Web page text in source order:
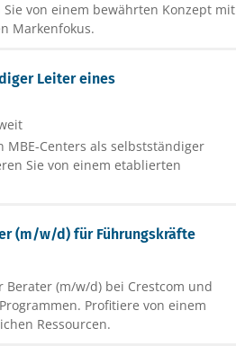
von einem bewährten Konzept mit
Markenfokus.
Leiter eines
Centers als selbstständiger
Sie von einem etablierten
(m/w/d) für Führungskräfte
(m/w/d) bei Crestcom und
Profitiere von einem
Ressourcen.